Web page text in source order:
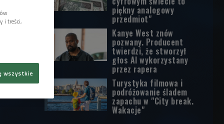
piękny analogowy
przedmiot"
Kanye West znów
pozwany. Producent
twierdzi, że stworzył
głos AI wykorzystany
przez rapera
Turystyka filmowa i
podróżowanie śladem
zapachu w "City break.
Wakacje"
i treści,
wszystkie